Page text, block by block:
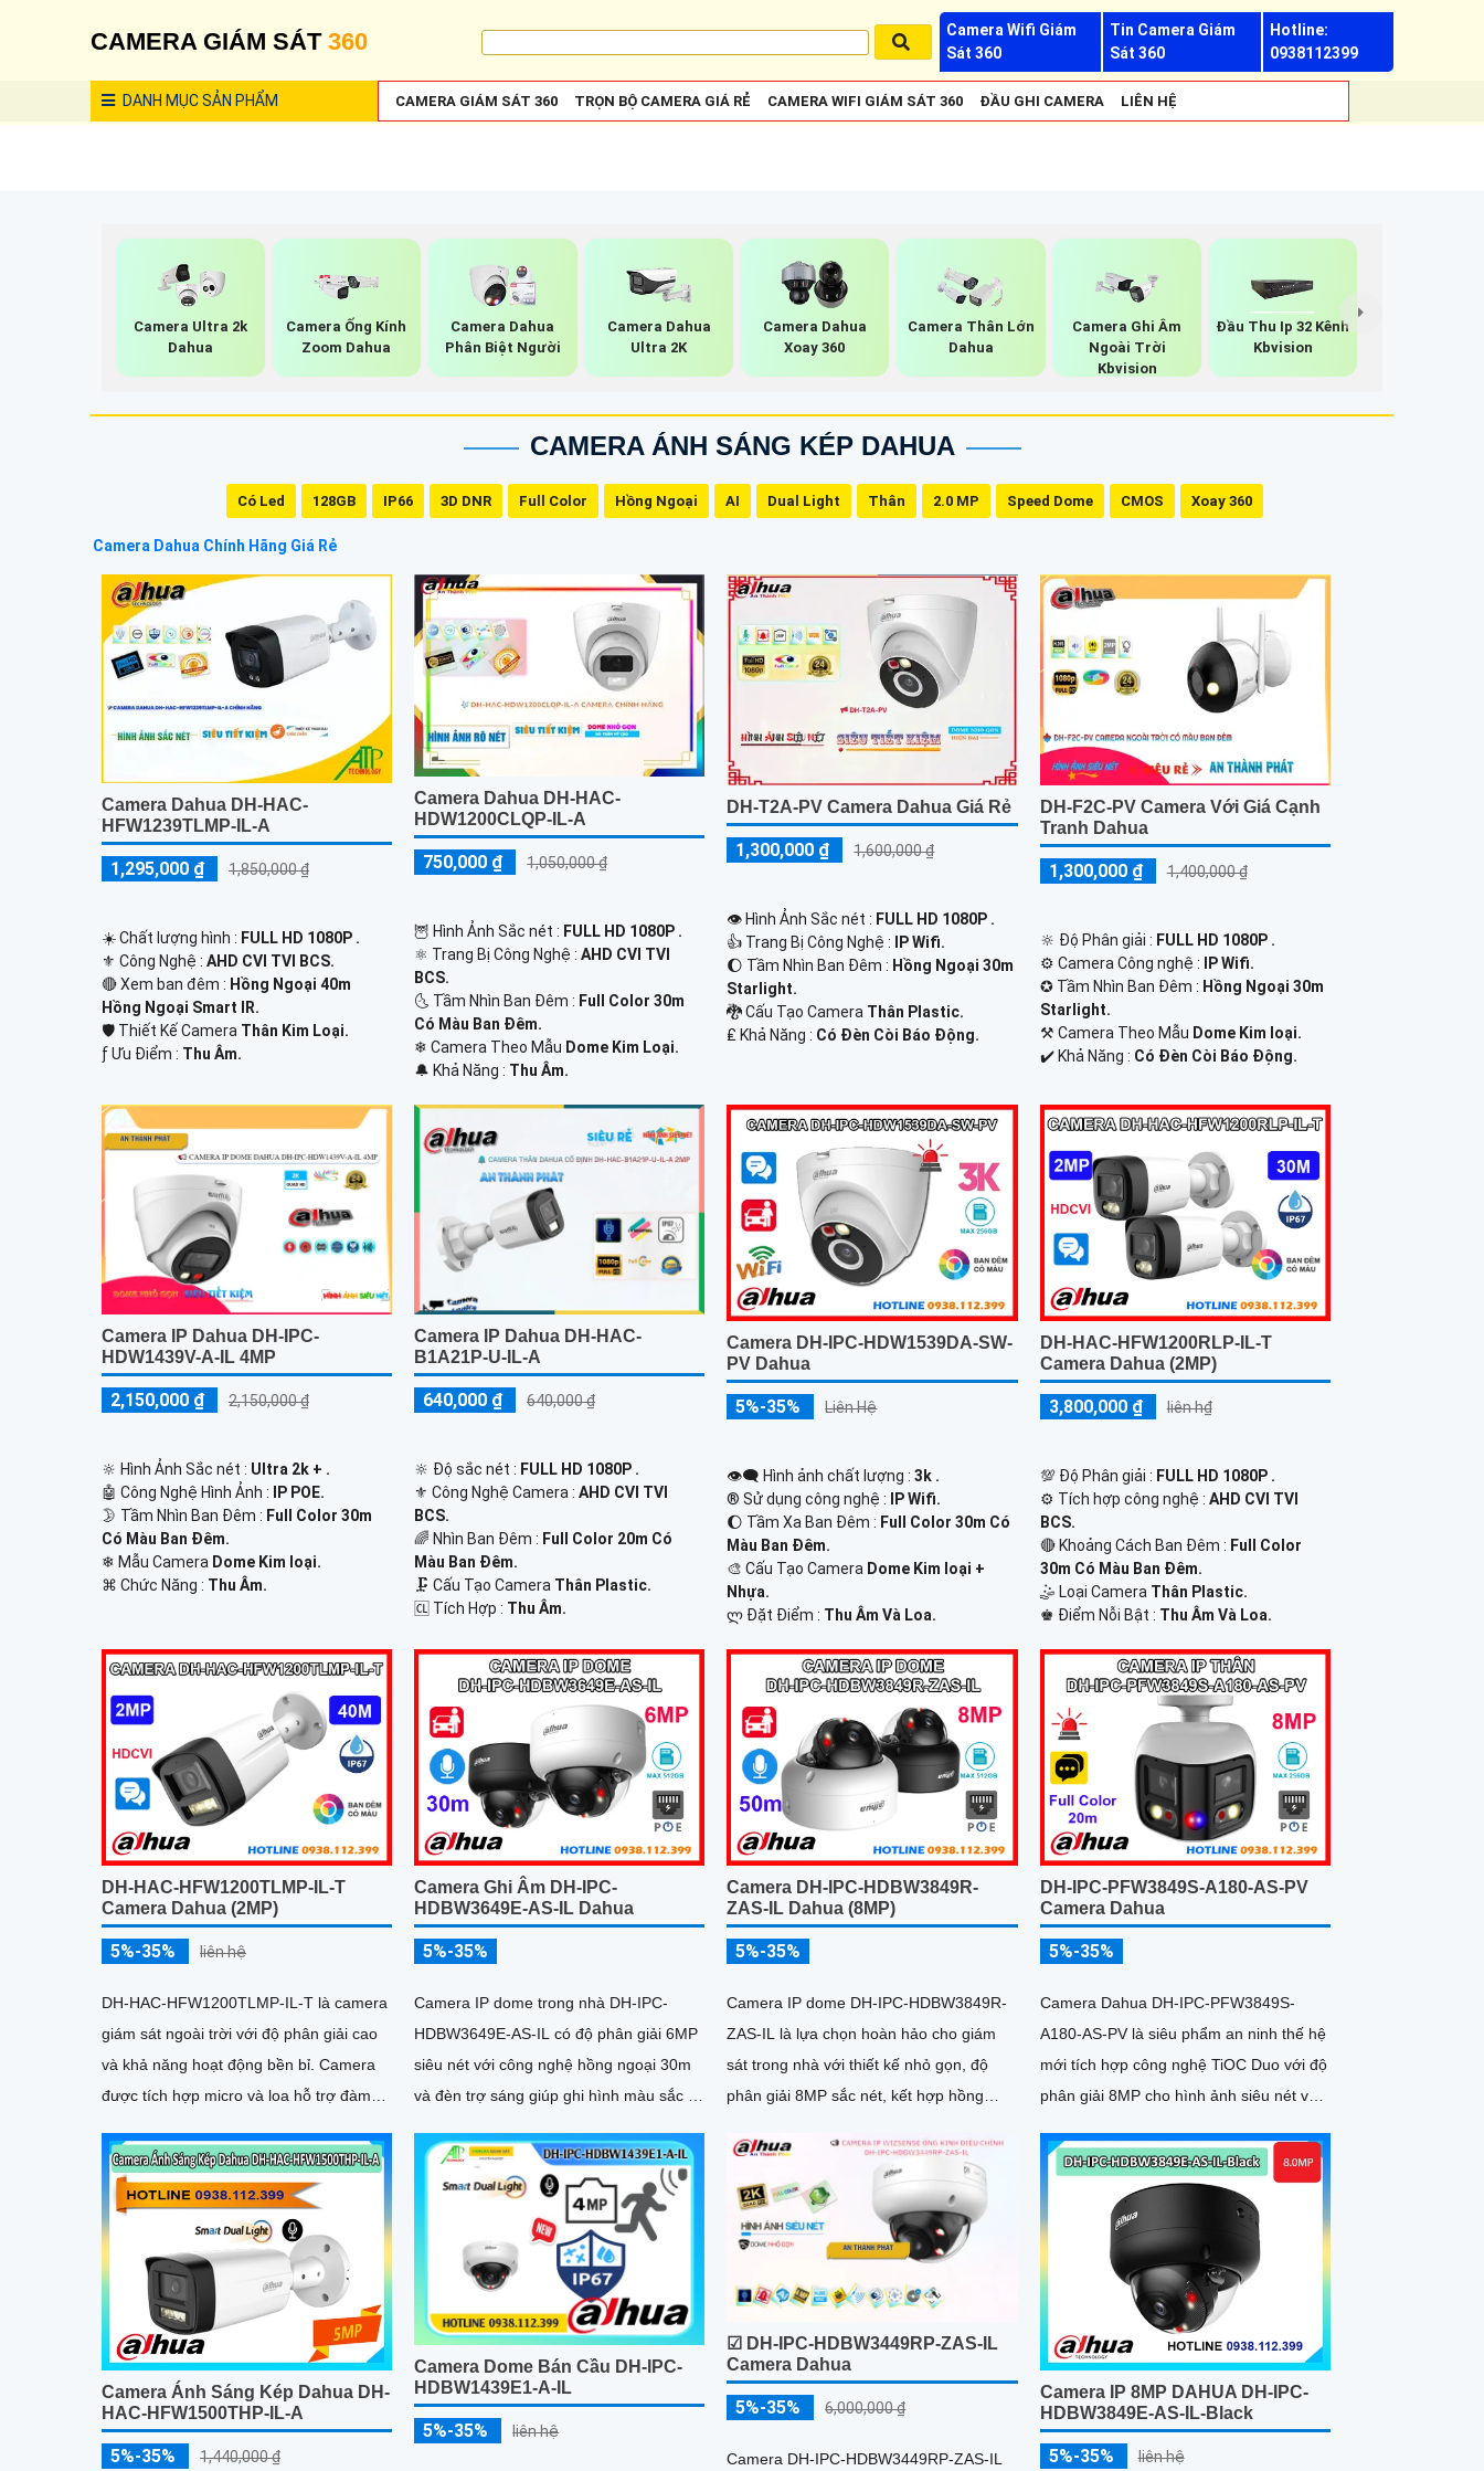
CAMERA GIÁM SÁT 360
Camera Wifi Giám
Sát 360
Tin Camera Giám
Sát 360
Hotline:
0938112399
DANH MỤCSẢN PHẨM CAMERA GIÁM SÁT 360 TRỌN BỘ CAMERA GIÁ RẺ CAMERA WIFI GIÁM SÁT 360 ĐẦU GHI CAMERA LIÊN HỆ
Camera Ultra 2k
Dahua
Camera Ống Kính
Zoom Dahua
Camera Dahua
Phân Biệt Người
Camera Dahua
Ultra 2K
Camera Dahua
Xoay 360
Camera Thân Lớn
Dahua
Camera Ghi Âm
Ngoài Trời
Kbvision
Đầu Thu Ip 32 Kênh
Kbvision
CAMERA ÁNH SÁNG KÉP DAHUA
Có Led 128GB IP66 3D DNR Full Color Hồng Ngoại AI Dual Light Thân 2.0 MP Speed Dome CMOS Xoay 360
Camera Dahua Chính Hãng Giá Rẻ
Camera Dahua DH-HAC-
HFW1239TLMP-IL-A
1,295,000 ₫ 1,850,000 ₫
☀️ Chất lượng hình : FULL HD 1080P .
⚜️ Công Nghệ : AHD CVI TVI BCS.
🔴 Xem ban đêm : Hồng Ngoại 40m
Hồng Ngoại Smart IR.
🛡 Thiết Kế Camera Thân Kim Loại.
️ƒ Ưu Điểm : Thu Âm.
Camera Dahua DH-HAC-
HDW1200CLQP-IL-A
750,000 ₫ 1,050,000 ₫
🦉 Hình Ảnh Sắc nét : FULL HD 1080P .
⚛️ Trang Bị Công Nghệ :AHD CVI TVI
BCS.
🌜 Tầm Nhìn Ban Đêm : Full Color 30m
Có Màu Ban Đêm.
❄ Camera Theo Mẫu Dome Kim Loại.
️🔔 Khả Năng : Thu Âm.
DH-T2A-PV Camera Dahua Giá Rẻ
1,300,000 ₫ 1,600,000 ₫
👁 Hình Ảnh Sắc nét : FULL HD 1080P .
👍 Trang Bị Công Nghệ :
IP Wifi.
🌔 Tầm Nhìn Ban Đêm : Hồng Ngoại 30m
Starlight.
🐉️ Cấu Tạo Camera Thân Plastic.
️₤ Khả Năng : Có Ðèn Còi Báo Động.
DH-F2C-PV Camera Với Giá Cạnh
Tranh Dahua
1,300,000 ₫ 1,400,000 ₫
🔆 Độ Phân giải : FULL HD 1080P .
⚙ Camera Công nghệ :
IP Wifi.
✪ Tầm Nhìn Ban Đêm : Hồng Ngoại 30m
Starlight.
⚒ Camera Theo Mẫu Dome Kim loại.
️✔️ Khả Năng : Có Ðèn Còi Báo Động.
Camera IP Dahua DH-IPC-
HDW1439V-A-IL 4MP
2,150,000 ₫ 2,150,000 ₫
🔆 Hình Ảnh Sắc nét : Ultra 2k + .
🤖️ Công Nghệ Hình Ảnh :
IP POE.
🌛 Tầm Nhìn Ban Đêm : Full Color 30m
Có Màu Ban Ðêm.
❄ Mẫu Camera Dome Kim loại.
️⌘ Chức Năng : Thu Âm.
Camera IP Dahua DH-HAC-
B1A21P-U-IL-A
640,000 ₫ 640,000 ₫
🔆 Độ sắc nét : FULL HD 1080P .
⚜️ Công Nghệ Camera :AHD CVI TVI
BCS.
🌈 Nhìn Ban Đêm : Full Color 20m Có
Màu Ban Ðêm.
🗜️ Cấu Tạo Camera Thân Plastic.
️🆑 Tích Hợp : Thu Âm.
Camera DH-IPC-HDW1539DA-SW-
PV Dahua
5%-35% Liên Hệ
👁️‍🗨 Hình ảnh chất lượng :3k .
®️ Sử dụng công nghệ :
IP Wifi.
🌔 Tầm Xa Ban Đêm : Full Color 30m Có
Màu Ban Ðêm.
🎨 Cấu Tạo Camera Dome Kim loại +
Nhựa.
️ლ Đặt Điểm : Thu Âm Và Loa.
DH-HAC-HFW1200RLP-IL-T
Camera Dahua (2MP)
3,800,000 ₫ liên h₫
💯 Độ Phân giải : FULL HD 1080P .
⚙ Tích hợp công nghệ : AHD CVI TVI
BCS.
🔴 Khoảng Cách Ban Đêm : Full Color
30m Có Màu Ban Ðêm.
🤹 Loại Camera Thân Plastic.
️♚ Điểm Nỗi Bật : Thu Âm Và Loa.
DH-HAC-HFW1200TLMP-IL-T
Camera Dahua (2MP)
5%-35% liên hệ
DH-HAC-HFW1200TLMP-IL-T là camera
giám sát ngoài trời với độ phân giải cao
và khả năng hoạt động bền bỉ. Camera
được tích hợp micro và loa hỗ trợ đàm
sát và tương tác từ xa
Camera Ghi Âm DH-IPC-
HDBW3649E-AS-IL Dahua
5%-35%
Camera IP dome trong nhà DH-IPC-
HDBW3649E-AS-IL có độ phân giải 6MP
siêu nét với công nghệ hồng ngoại 30m
và đèn trợ sáng giúp ghi hình màu sắc rõ
được trang bị micro thu âm, khe cắm thẻ
nhớ lên đến 512GB và công nghệ AI
thông minh nhận diện chính xác người và
phương tiện nâng cao hiệu quả giám sát
Camera DH-IPC-HDBW3849R-
ZAS-IL Dahua (8MP)
5%-35%
Camera IP dome DH-IPC-HDBW3849R-
ZAS-IL là lựa chọn hoàn hảo cho giám
sát trong nhà với thiết kế nhỏ gọn, độ
phân giải 8MP sắc nét, kết hợp hồng
giúp quan sát rõ cả ngày lẫn đêm.
Camera được tích hợp micro ghi âm, khe
thẻ nhớ lên đến 512GB và công nghệ
phân biệt người và phương tiện, nâng
cao độ chính xác trong cảnh báo, hỗ trợ
POE tiện lợi
DH-IPC-PFW3849S-A180-AS-PV
Camera Dahua
5%-35%
Camera Dahua DH-IPC-PFW3849S-
A180-AS-PV là siêu phẩm an ninh thế hệ
mới tích hợp công nghệ TiOC Duo với độ
phân giải 8MP cho hình ảnh siêu nét và
ban đêm vượt trội với hồng ngoại 25m,
full color 20m, đàm thoại hai chiều rõ
ràng, cùng khe cắm thẻ nhớ 256GB đáp
ứng nhu cầu lưu trữ dài hạn, thiết kế
chuẩn IP67 chống bụi nước, cấp nguồn
POE
Camera Ánh Sáng Kép Dahua DH-
HAC-HFW1500THP-IL-A
5%-35% 1,440,000 ₫
Camera Dome Bán Cầu DH-IPC-
HDBW1439E1-A-IL
5%-35% liên hệ
☑ DH-IPC-HDBW3449RP-ZAS-IL
Camera Dahua
5%-35% 6,000,000 ₫
Camera DH-IPC-HDBW3449RP-ZAS-IL
Camera IP 8MP DAHUA DH-IPC-
HDBW3849E-AS-IL-Black
5%-35% liên hệ